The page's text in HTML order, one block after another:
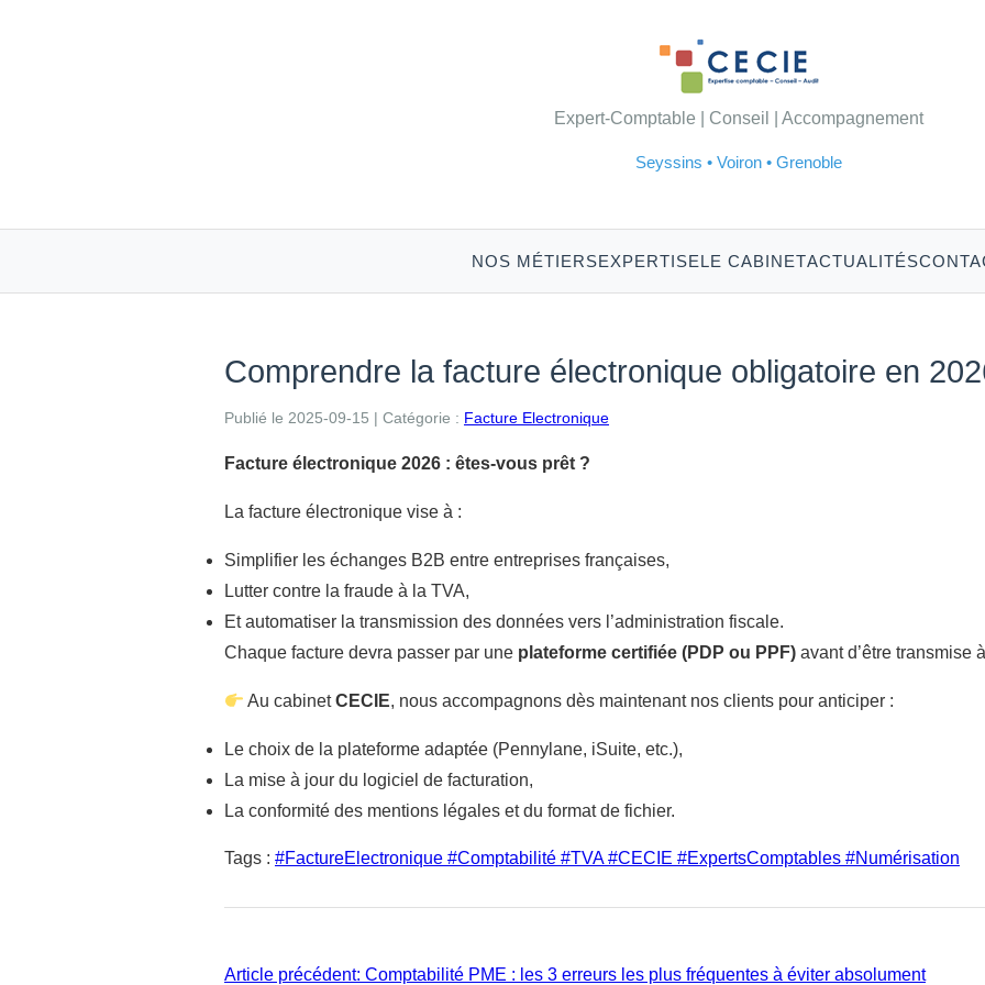
Expert-Comptable | Conseil | Accompagnement
Seyssins • Voiron • Grenoble
NOS MÉTIERSEXPERTISELE CABINETACTUALITÉS
Comprendre la facture électronique obligatoire en
Publié le 2025-09-15 | Catégorie : Facture Electronique
Facture électronique 2026 : êtes-vous prêt ?
La facture électronique vise à :
Simplifier les échanges B2B entre entreprises françaises,
Lutter contre la fraude à la TVA,
Et automatiser la transmission des données vers l’administration fiscale.
Chaque facture devra passer par une plateforme certifiée (PDP ou PPF) avant d’être transmise
Au cabinetCECIE, nous accompagnons dès maintenant nos clients pour anticiper :
Le choix de la plateforme adaptée (Pennylane, iSuite, etc.),
La mise à jour du logiciel de facturation,
La conformité des mentions légales et du format de fichier.
Tags : #FactureElectronique #Comptabilité #TVA #CECIE #ExpertsComptables #Numérisation
Article précédent: Comptabilité PME : les 3 erreurs les plus fréquentes à éviter absolument